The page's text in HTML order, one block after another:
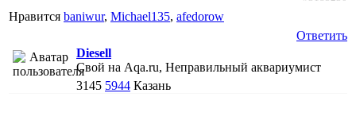
Нравится baniwur, Michael135, afedorow
Ответить
Diesell
Свой на Aqa.ru, Неправильный аквариумист
3145 5944 Казань